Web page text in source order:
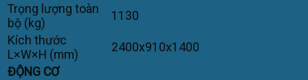
Trọng lượng toàn
bộ (kg)
1130
Kích thước
L×W×H (mm)
2400x910x1400
ĐỘNG CƠ